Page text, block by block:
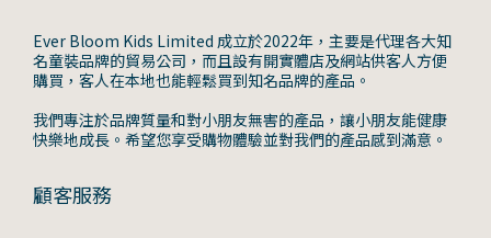
Ever Bloom Kids Limited 成立於2022年，主要是代理各大知
名童裝品牌的貿易公司，而且設有開實體店及網站供客人方便
購買，客人在本地也能輕鬆買到知名品牌的產品。
我們專注於品牌質量和對小朋友無害的產品，讓小朋友能健康
快樂地成長。希望您享受購物體驗並對我們的產品感到滿意。
顧客服務